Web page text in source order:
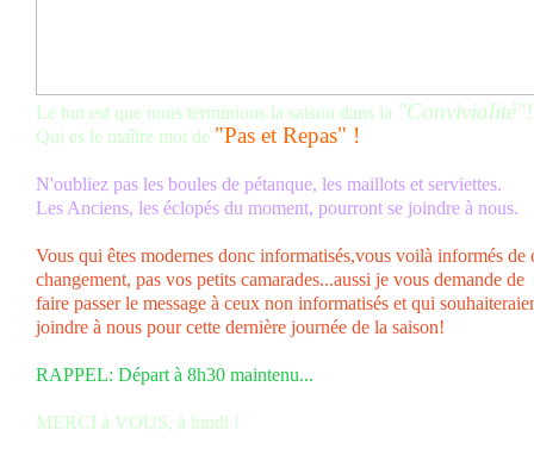
Le but est que nous terminions la saison dans la
Qui es le maître mot de "Pas et Repas" !
N'oubliez pas les boules de pétanque, les maillots et serviettes.
Les Anciens, les éclopés du moment, pourront se joindre à nous.
Vous qui êtes modernes donc informatisés,vous voilà informés de
changement, pas vos petits camarades...aussi je vous demande de
faire passer le message à ceux non informatisés et qui
joindre à nous pour cette dernière journée de la saison!
RAPPEL: Départ à 8h30 maintenu...
MERCI à VOUS, à lundi !